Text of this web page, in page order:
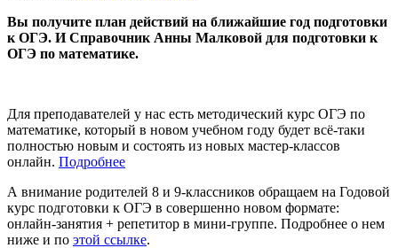
Вы получите план действий на ближайшие год подготовки
к ОГЭ. И Справочник Анны Малковой для подготовки к
ОГЭ по математике.
Для преподавателей у нас есть методический курс ОГЭ по
математике, который в новом учебном году будет всё-таки
полностью новым и состоять из новых мастер-классов
онлайн. Подробнее
А внимание родителей 8 и 9-классников обращаем на Годовой
курс подготовки к ОГЭ в совершенно новом формате:
онлайн-занятия + репетитор в мини-группе. Подробнее о нем
ниже и по этой ссылке.